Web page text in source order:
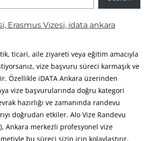
Erasmus Vizesi, idata ankara
ticari, aile ziyareti veya eğitim amacıyla
vize başvuru süreci karmaşık ve
Özellikle iDATA Ankara üzerinden
vize başvurularında doğru kategori
hazırlığı ve zamanında randevu
doğrudan etkiler. Alo Vize Randevu
Ankara merkezli profesyonel vize
bu süreci sizin için kolaylaştırır.